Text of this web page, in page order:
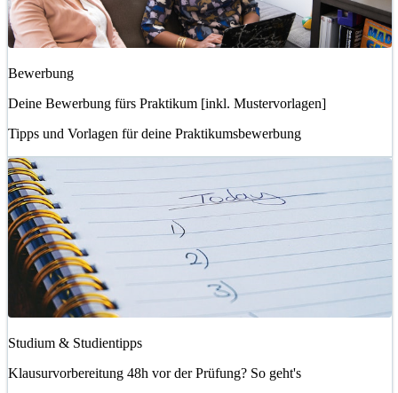
Bewerbung
Deine Bewerbung fürs Praktikum [inkl. Mustervorlagen]
Tipps und Vorlagen für deine Praktikumsbewerbung
Studium & Studientipps
Klausurvorbereitung 48h vor der Prüfung? So geht's